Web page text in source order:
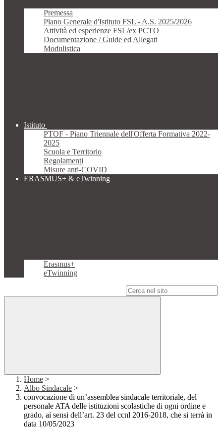
Premessa
Piano Generale d'Istituto FSL - A.S. 2025/2026
Attività ed esperienze FSL/ex PCTO
Documentazione / Guide ed Allegati
Modulistica
Istituto
PTOF - Piano Triennale dell'Offerta Formativa 2022-
2025
Scuola e Territorio
Regolamenti
Misure anti-COVID
ERASMUS+ & eTwinning
Erasmus+
eTwinning
Home >
Albo Sindacale >
convocazione di un’assemblea sindacale territoriale, del
personale ATA delle istituzioni scolastiche di ogni ordine e
grado, ai sensi dell’art. 23 del ccnl 2016-2018, che si terrà in
data 10/05/2023